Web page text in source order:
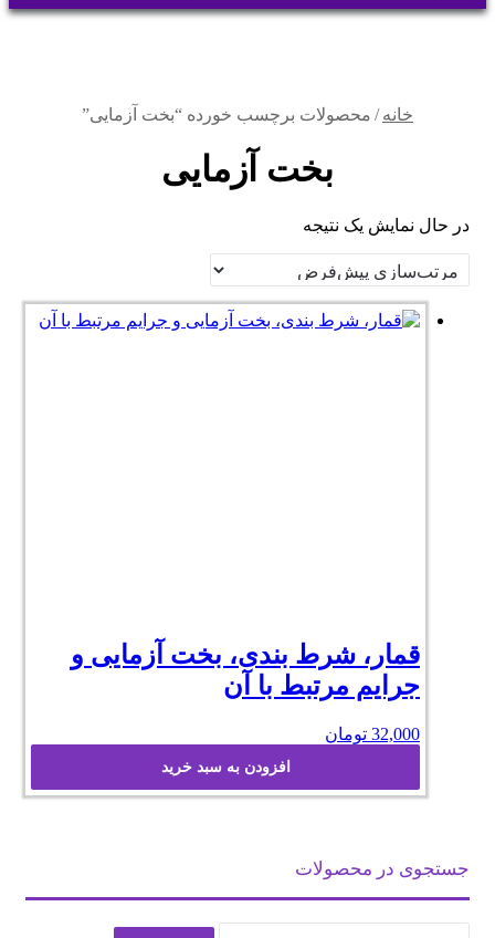
برای
خانه / محصولات برچسب خورده “بخت آزمایی”
بخت آزمایی
در حال نمایش یک نتیجه
قمار، شرط بندی، بخت آزمایی و
جرایم مرتبط با آن
32,000 تومان
افزودن به سبد خرید
جستجوی در محصولات